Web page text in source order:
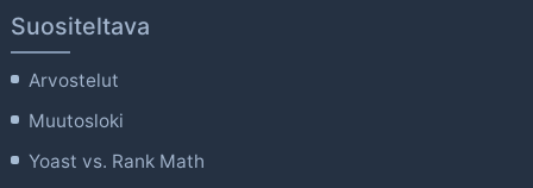
Suositeltava
Arvostelut
Muutosloki
Yoast vs. Rank Math